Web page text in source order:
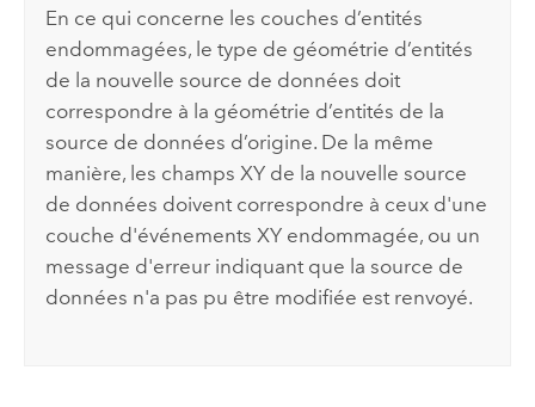
En ce qui concerne les couches d’entités
endommagées, le type de géométrie d’entités
de la nouvelle source de données doit
correspondre à la géométrie d’entités de la
source de données d’origine. De la même
manière, les champs XY de la nouvelle source
de données doivent correspondre à ceux d'une
couche d'événements XY endommagée, ou un
message d'erreur indiquant que la source de
données n'a pas pu être modifiée est renvoyé.